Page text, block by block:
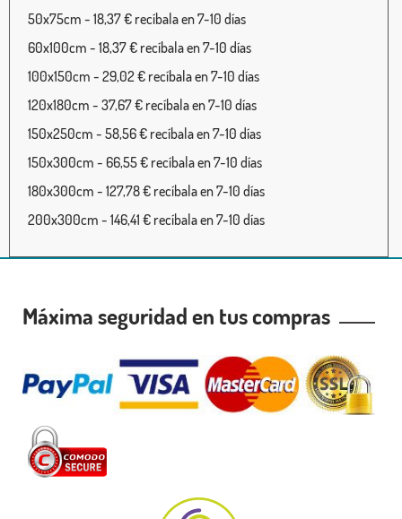
50x75cm - 18,37 € recíbala en 7-10 días
60x100cm - 18,37 € recíbala en 7-10 días
100x150cm - 29,02 € recíbala en 7-10 días
120x180cm - 37,67 € recíbala en 7-10 días
150x250cm - 58,56 € recíbala en 7-10 días
150x300cm - 66,55 € recíbala en 7-10 días
180x300cm - 127,78 € recíbala en 7-10 días
200x300cm - 146,41 € recíbala en 7-10 días
Máxima seguridad en tus compras